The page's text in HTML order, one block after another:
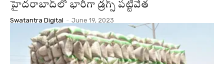
హైదరాబాద్‌లో భారీగా డ్రగ్స్ పట్టివేత
Swatantra Digital - June 19, 2023